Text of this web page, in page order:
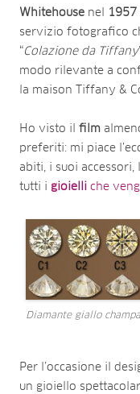
Whitehouse nel 1957
servizio fotografico
“Colazione da Tiffany
modo rilevante a
la maison Tiffany &
Ho visto il film
preferiti: mi piace
abiti, i suoi
tutti i gioielli che
Diamante giallo
Per l’occasione il
un gioiello